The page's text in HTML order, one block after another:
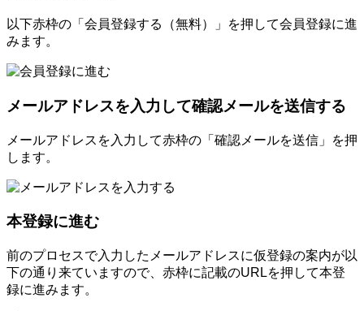
以下赤枠の「会員登録する（無料）」を押して会員登録に進
みます。
メールアドレスを入力して確認メールを送信する
メールアドレスを入力して赤枠の「確認メールを送信」を押
します。
本登録に進む
前のプロセスで入力したメールアドレスに仮登録の案内が以
下の通り来ていますので、赤枠に記載のURLを押して本登
録に進みます。